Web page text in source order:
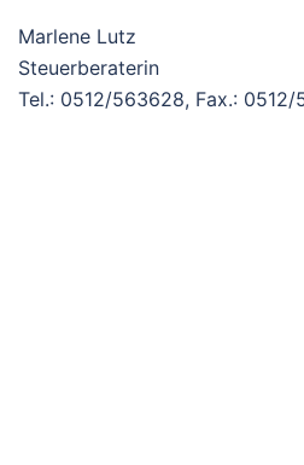
Marlene Lutz
Steuerberaterin
Tel.: 0512/563628, Fax.: 0512/